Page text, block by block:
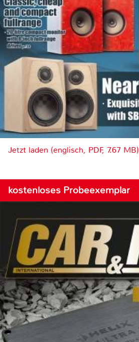
Jetzt laden (englisch, PDF, 7.67 MB)
kostenloses Probeexemplar